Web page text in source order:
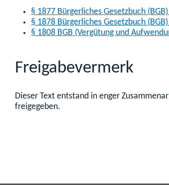
§ 1877 Bürgerliches Gesetzbuch
§ 1878 Bürgerliches Gesetzbuch
§ 1808 BGB (Vergütung und
Freigabevermerk
Dieser Text entstand in enger
freigegeben.